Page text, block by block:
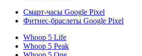
Смарт-часы Google Pixel
Фитнес-браслеты Google Pixel
Whoop 5 Life
Whoop 5 Peak